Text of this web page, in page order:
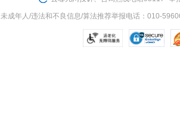
未成年人/违法和不良信息/算法推荐举报电话：010-